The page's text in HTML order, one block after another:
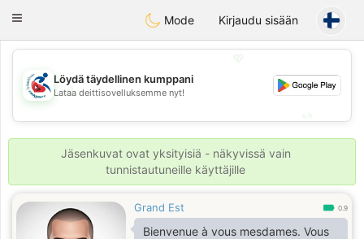
Handi Space
Toggle
Mode Kirjaudu sisään
💖
💕
Löydä täydellinen kumppani
Lataa deittisovelluksemme nyt!
Jäsenkuvat ovat yksityisiä - näkyvissä vain
tunnistautuneille käyttäjille
Grand Est 0.9
Bienvenue à vous mesdames. Vous